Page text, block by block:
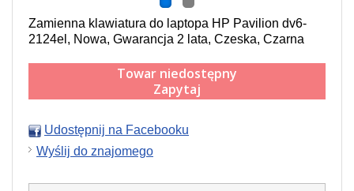
Zamienna klawiatura do laptopa HP Pavilion dv6-
2124el, Nowa, Gwarancja 2 lata, Czeska, Czarna
Towar niedostępny
Zapytaj
Udostępnij na Facebooku
Wyślij do znajomego